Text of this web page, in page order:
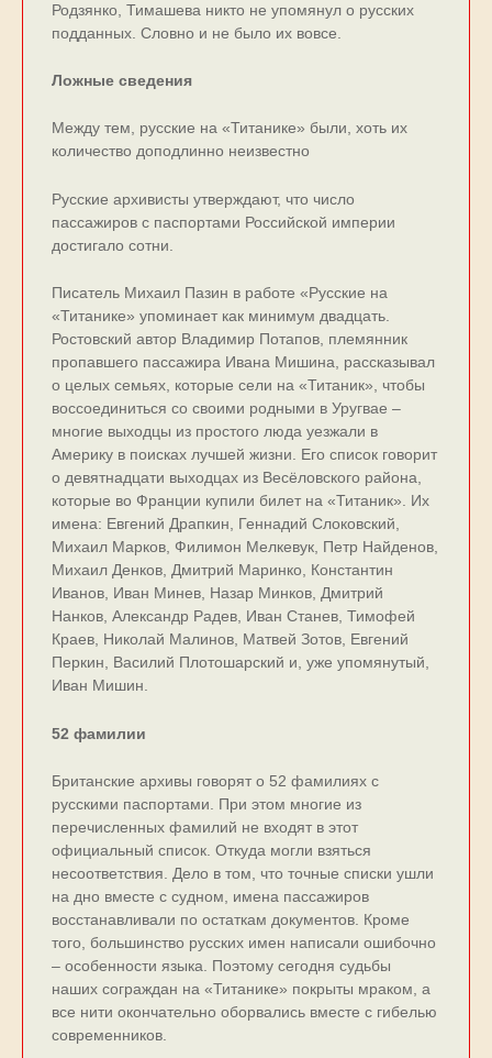
Родзянко, Тимашева никто не упомянул о русских
подданных. Словно и не было их вовсе.
Ложные сведения
Между тем, русские на «Титанике» были, хоть их
количество доподлинно неизвестно
Русские архивисты утверждают, что число
пассажиров с паспортами Российской империи
достигало сотни.
Писатель Михаил Пазин в работе «Русские на
«Титанике» упоминает как минимум двадцать.
Ростовский автор Владимир Потапов, племянник
пропавшего пассажира Ивана Мишина, рассказывал
о целых семьях, которые сели на «Титаник», чтобы
воссоединиться со своими родными в Уругвае –
многие выходцы из простого люда уезжали в
Америку в поисках лучшей жизни. Его список говорит
о девятнадцати выходцах из Весёловского района,
которые во Франции купили билет на «Титаник». Их
имена: Евгений Драпкин, Геннадий Слоковский,
Михаил Марков, Филимон Мелкевук, Петр Найденов,
Михаил Денков, Дмитрий Маринко, Константин
Иванов, Иван Минев, Назар Минков, Дмитрий
Нанков, Александр Радев, Иван Станев, Тимофей
Краев, Николай Малинов, Матвей Зотов, Евгений
Перкин, Василий Плотошарский и, уже упомянутый,
Иван Мишин.
52 фамилии
Британские архивы говорят о 52 фамилиях с
русскими паспортами. При этом многие из
перечисленных фамилий не входят в этот
официальный список. Откуда могли взяться
несоответствия. Дело в том, что точные списки ушли
на дно вместе с судном, имена пассажиров
восстанавливали по остаткам документов. Кроме
того, большинство русских имен написали ошибочно
– особенности языка. Поэтому сегодня судьбы
наших сограждан на «Титанике» покрыты мраком, а
все нити окончательно оборвались вместе с гибелью
современников.